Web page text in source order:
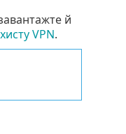
й
VPN.